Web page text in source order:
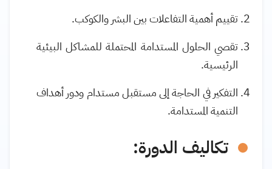
تقييم أهمية التفاعلات بين البشر والكوكب.
تقصي الحلول المستدامة المحتملة للمشاكل البيئية
الرئيسية.
التفكير في الحاجة إلى مستقبل مستدام ودور أهداف
التنمية المستدامة.
تكاليف الدورة: